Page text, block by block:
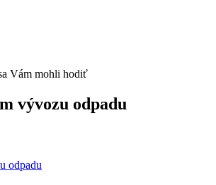
Vám mohli hodiť
vývozu odpadu
odpadu